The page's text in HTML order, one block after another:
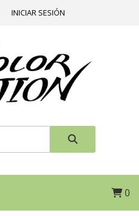
INICIAR SESIÓN
0